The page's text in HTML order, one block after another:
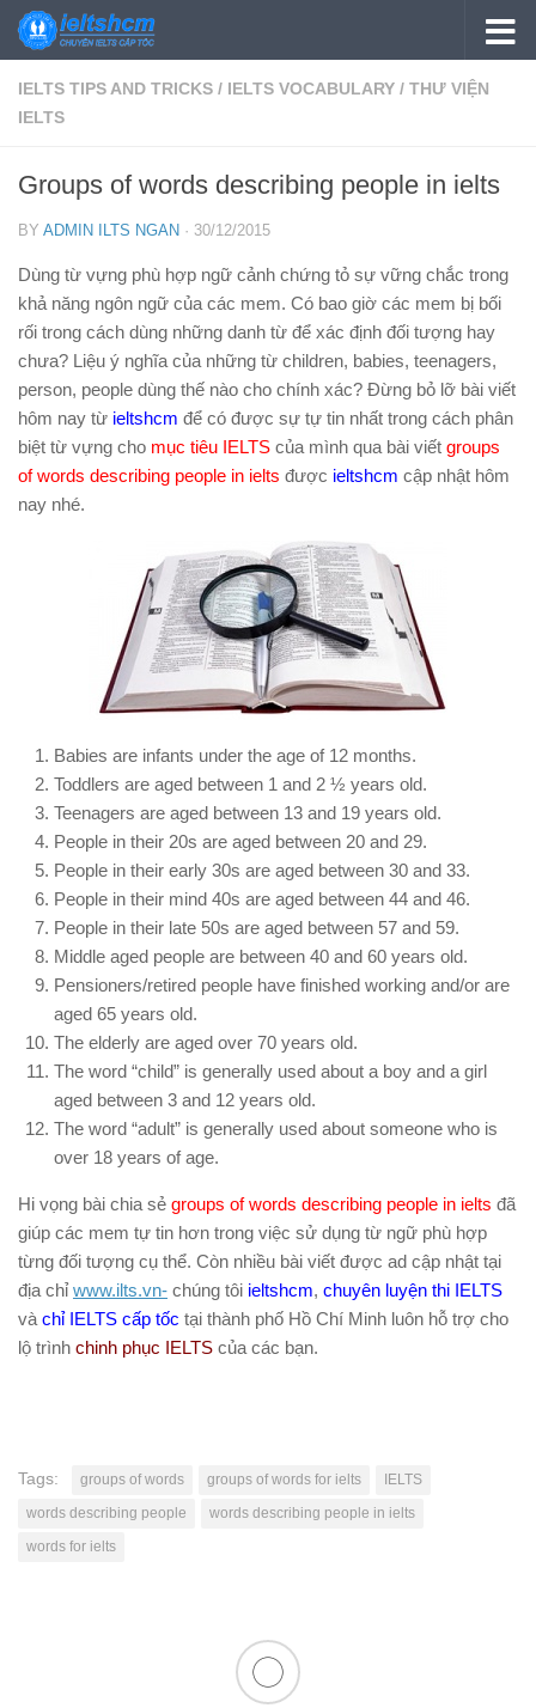
Skip to content
IELTS TIPS AND TRICKS / IELTS VOCABULARY / THƯ VIỆN
IELTS
Groups of words describing people in ielts
BY ADMIN ILTS NGAN · 30/12/2015
Dùng từ vựng phù hợp ngữ cảnh chứng tỏ sự vững chắc trong
khả năng ngôn ngữ của các mem. Có bao giờ các mem bị bối
rối trong cách dùng những danh từ để xác định đối tượng hay
chưa? Liệu ý nghĩa của những từ children, babies, teenagers,
person, people dùng thế nào cho chính xác? Đừng bỏ lỡ bài viết
hôm nay từ ieltshcm để có được sự tự tin nhất trong cách phân
biệt từ vựng cho mục tiêu IELTS của mình qua bài viết groups
of words describing people in ielts được ieltshcm cập nhật hôm
nay nhé.
Babies are infants under the age of 12 months.
Toddlers are aged between 1 and 2 ½ years old.
Teenagers are aged between 13 and 19 years old.
People in their 20s are aged between 20 and 29.
People in their early 30s are aged between 30 and 33.
People in their mind 40s are aged between 44 and 46.
People in their late 50s are aged between 57 and 59.
Middle aged people are between 40 and 60 years old.
Pensioners/retired people have finished working and/or are
aged 65 years old.
The elderly are aged over 70 years old.
The word “child” is generally used about a boy and a girl
aged between 3 and 12 years old.
The word “adult” is generally used about someone who is
over 18 years of age.
Hi vọng bài chia sẻ groups of words describing people in ielts đã
giúp các mem tự tin hơn trong việc sử dụng từ ngữ phù hợp
từng đối tượng cụ thể. Còn nhiều bài viết được ad cập nhật tại
địa chỉwww.ilts.vn- chúng tôi ieltshcm, chuyên luyện thi IELTS
và chỉ IELTS cấp tốc tại thành phố Hồ Chí Minh luôn hỗ trợ cho
lộ trình chinh phục IELTS của các bạn.
Tags: groups of words groups of words for ielts
IELTS
words describing people
words describing people in ielts
words for ielts